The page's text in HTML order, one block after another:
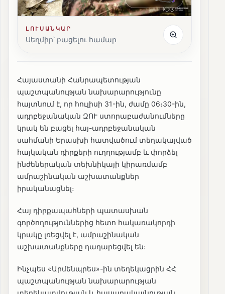
ԼՈՒՍԱՆԿԱՐ
Սեղմիր՝ բացելու համար
Հայաստանի Հանրապետության
պաշտպանության նախարարությունը
հայտնում է, որ հուլիսի 31-ին, ժամը 06։30-ին,
ադրբեջանական ԶՈՒ ստորաբաժանումները
կրակ են բացել հայ-ադրբեջանական
սահմանի Երասխի հատվածում տեղակայված
հայկական դիրքերի ուղղությամբ և փորձել
ինժեներական տեխնիկայի կիրառմամբ
ամրաշինական աշխատանքներ
իրականացնել։
Հայ դիրքապահների պատասխան
գործողություններից հետո հակառակորդի
կրակը լռեցվել է, ամրաշինական
աշխատանքները դադարեցվել են։
Ինչպես «Արմենպրես»-ին տեղեկացրին ՀՀ
պաշտպանության նախարարության